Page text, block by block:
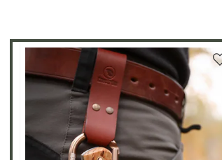
Cassstöm knivene